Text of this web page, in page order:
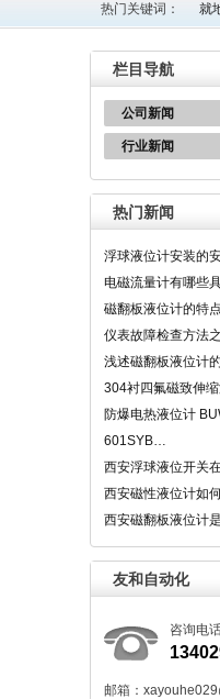
热门关键词： 就
栏目导航
公司新闻
行业新闻
热门新闻
浮球液位计安装的
电磁流量计有哪些
磁翻板液位计的特
仪表故障检查方法
浅述磁翻板液位计
304衬四氟磁致伸
防爆电热液位计
601SYB…
西安浮球液位开关
西安磁性液位计如
西安磁翻板液位计
友和自动化
咨询电
邮箱：